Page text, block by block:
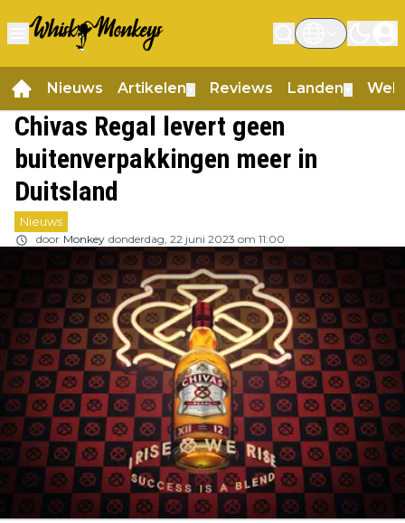
Nieuws Artikelen Reviews Landen
Chivas Regal levert geen
buitenverpakkingen meer in
Duitsland
Nieuws
door Monkey donderdag, 22 juni 2023 om 11:00